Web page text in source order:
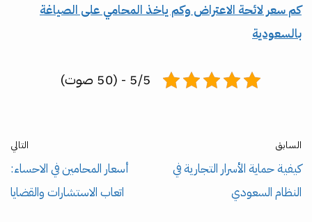
كم سعر لائحة الاعتراض وكم ياخذ المحامي على الصياغة
بالسعودية
5/5 - (50 صوت)
السابق
كيفية حماية الأسرار التجارية في
النظام السعودي
التالي
أسعار المحامين في الاحساء:
اتعاب الاستشارات والقضايا